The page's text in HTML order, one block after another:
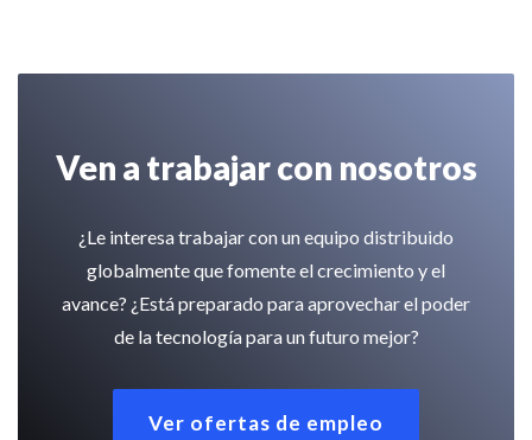
Ven a trabajar con nosotros
¿Le interesa trabajar con un equipo distribuido
globalmente que fomente el crecimiento y el
avance? ¿Está preparado para aprovechar el poder
de la tecnología para un futuro mejor?
Ver ofertas de empleo